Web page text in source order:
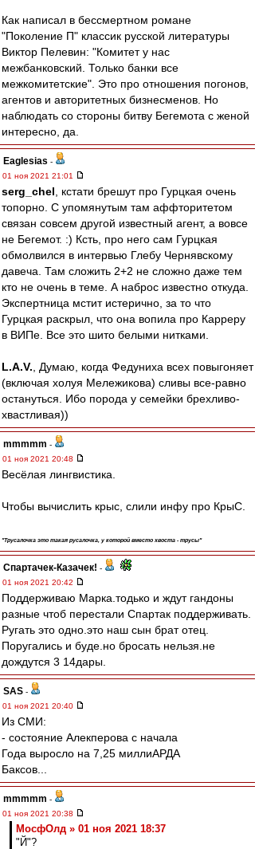
Как написал в бессмертном романе
"Поколение П" классик русской литературы
Виктор Пелевин: "Комитет у нас
межбанковский. Только банки все
межкомитетские". Это про отношения погонов,
агентов и авторитетных бизнесменов. Но
наблюдать со стороны битву Бегемота с женой
интересно, да.
Eaglesias -
01 ноя 2021 21:01
serg_chel , кстати брешут про Гурцкая очень
топорно. С упомянутым там аффторитетом
связан совсем другой известный агент, а вовсе
не Бегемот. :) Ксть, про него сам Гурцкая
обмолвился в интервью Глебу Чернявскому
давеча. Там сложить 2+2 не сложно даже тем
кто не очень в теме. А наброс известно откуда.
Экспертница мстит истерично, за то что
Гурцкая раскрыл, что она вопила про Карреру
в ВИПе. Все это шито белыми нитками.
L.А.V. , Думаю, когда Федуниха всех повыгоняет
(включая холуя Мележикова) сливы все-равно
остануться. Ибо порода у семейки брехливо-
хвастливая))
mmmmm -
01 ноя 2021 20:48
Весёлая лингвистика.
Чтобы вычислить крыс, слили инфу про КрыС.
"Трусалочка это такая русалочка, у которой вместо хвоста - трусы"
Спартачек-Казачек! -
01 ноя 2021 20:42
Поддерживаю Марка.тодько и ждут гандоны
разные чтоб перестали Спартак поддерживать.
Ругать это одно.это наш сын брат отец.
Поругались и буде.но бросать нельзя.не
дождутся 3 14дары.
SAS -
01 ноя 2021 20:40
Из СМИ:
- состояние Алекперова с начала
Года выросло на 7,25 миллиАРДА
Баксов...
mmmmm -
01 ноя 2021 20:38
МосфОлд » 01 ноя 2021 18:37
"Й"?